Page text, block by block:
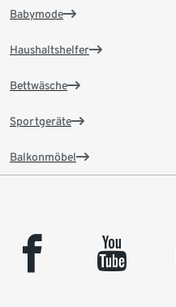
Babymode
Haushaltshelfer
Bettwäsche
Sportgeräte
Balkonmöbel
facebook youtube